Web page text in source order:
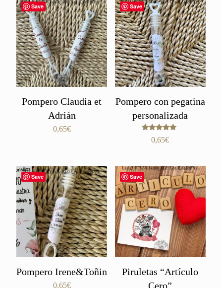
Save
Pompero Claudia et
Adrián
0,65€
Save
Pompero con pegatina
personalizada
Valorado
con
0,65€
Save
Pompero Irene&Toñin
0,65€
Save
Piruletas “Artículo
Cero”